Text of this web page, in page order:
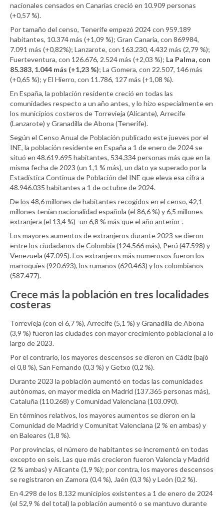
nacionales censados en Canarias creció en 10.909 personas
(+0,57 %).
Por tamaño del censo, Tenerife empezó 2024 con 959.189
habitantes, 10.374 más (+1,09 %); Gran Canaria, con 869984,
7.091 más (+0,82%); Lanzarote, con 163.230, 4.432 más (2,79 %);
Fuerteventura, con 126.676, 2.524 más (+2,03 %); La Palma, con
85.383, 1.044 más (+1,23 %); La Gomera, con 22.507, 146 más
(+0,65 %); y El Hierro, con 11.786, 127 más (+1,08 %).
En España, la población residente creció en todas las
comunidades respecto a un año antes, y lo hizo especialmente en
los municipios costeros de Torrevieja (Alicante), Arrecife
(Lanzarote) y Granadilla de Abona (Tenerife).
Según el Censo Anual de Población publicado este jueves por el
INE, la población residente en España a 1 de enero de 2024 se
situó en 48.619.695 habitantes, 534.334 personas más que en la
misma fecha de 2023 (un 1,1 % más), un dato ya superado por la
Estadística Continua de Población del INE que eleva esa cifra a
48.946.035 habitantes a 1 de octubre de 2024.
De los 48,6 millones de habitantes recogidos en el censo, 42,1
millones tenían nacionalidad española (el 86,6 %) y 6,5 millones
extranjera (el 13,4 %) -un 6,8 % más que el año anterior-.
Los mayores aumentos de extranjeros durante 2023 se dieron
entre los ciudadanos de Colombia (124.566 más), Perú (47.598) y
Venezuela (47.095). Los extranjeros más numerosos fueron los
marroquíes (920.693), los rumanos (620.463) y los colombianos
(587.477).
Crece más la población en tres localidades
costeras
Torrevieja (con el 6,7 %), Arrecife (5,1 %) y Granadilla de Abona
(3,9 %) fueron las ciudades con mayor crecimiento poblacional a lo
largo de 2023.
Por el contrario, los mayores descensos se dieron en Cádiz (bajó
el 0,8 %), San Fernando (0,3 %) y Getxo (0,2 %).
Durante 2023 la población aumentó en todas las comunidades
autónomas, en mayor medida en Madrid (137.365 personas más),
Cataluña (110.268) y Comunidad Valenciana (103.090).
En términos relativos, los mayores aumentos se dieron en la
Comunidad de Madrid y Comunitat Valenciana (2 % en ambas) y
en Baleares (1,8 %).
Por provincias, el número de habitantes se incrementó en todas
excepto en seis. Las que más crecieron fueron Valencia y Madrid
(2 % ambas) y Alicante (1,9 %); por contra, los mayores descensos
se registraron en Zamora (0,4 %), Jaén (0,3 %) y León (0,2 %).
En 4.298 de los 8.132 municipios existentes a 1 de enero de 2024
(el 52,9 % del total) la población aumentó o se mantuvo durante